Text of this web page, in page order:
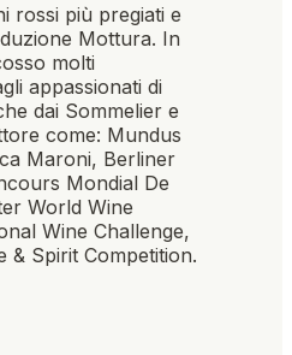
rossi più pregiati e
Mottura. In
molti
appassionati di
dai Sommelier e
come: Mundus
Maroni, Berliner
Mondial De
World Wine
Wine Challenge,
& Spirit Competition.